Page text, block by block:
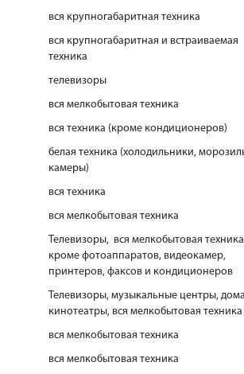
вся крупногабаритная техника
вся крупногабаритная и встраиваемая
техника
телевизоры
вся мелкобытовая техника
вся техника (кроме кондиционеров)
белая техника (холодильники,
камеры)
вся техника
вся мелкобытовая техника
Телевизоры, вся мелкобытовая
кроме фотоаппаратов, видеокамер,
принтеров, факсов и кондиционеров
Телевизоры, музыкальные центры,
кинотеатры, вся мелкобытовая техника
вся мелкобытовая техника
вся мелкобытовая техника